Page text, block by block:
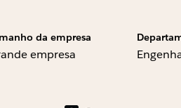
da empresa
empresa